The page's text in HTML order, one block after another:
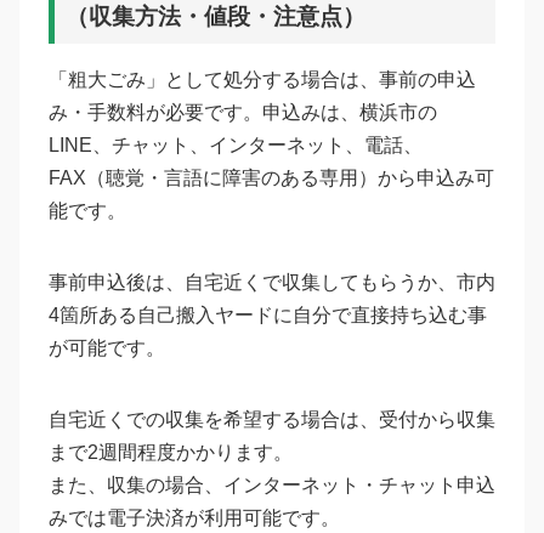
（収集方法・値段・注意点）
「粗大ごみ」として処分する場合は、事前の申込
み・手数料が必要です。申込みは、横浜市の
LINE、チャット、インターネット、電話、
FAX（聴覚・言語に障害のある専用）から申込み可
能です。
事前申込後は、自宅近くで収集してもらうか、市内
4箇所ある自己搬入ヤードに自分で直接持ち込む事
が可能です。
自宅近くでの収集を希望する場合は、受付から収集
まで2週間程度かかります。
また、収集の場合、インターネット・チャット申込
みでは電子決済が利用可能です。